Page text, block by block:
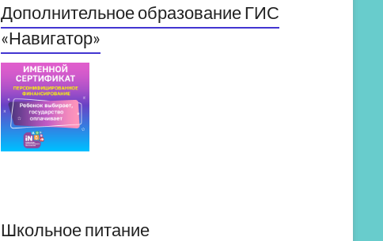
Дополнительное образование ГИС
«Навигатор»
Школьное питание